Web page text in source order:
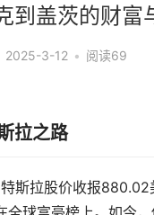
到盖茨的财富
2025-3-12 • 阅读69
拉之路
斯拉股价收报